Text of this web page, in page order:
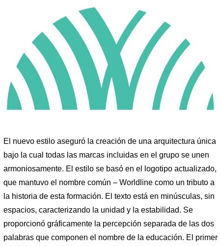
El nuevo estilo aseguró la creación de una arquitectura única
bajo la cual todas las marcas incluidas en el grupo se unen
armoniosamente. El estilo se basó en el logotipo actualizado,
que mantuvo el nombre común – Worldline como un tributo a
la historia de esta formación. El texto está en minúsculas, sin
espacios, caracterizando la unidad y la estabilidad. Se
proporcionó gráficamente la percepción separada de las dos
palabras que componen el nombre de la educación. El primer